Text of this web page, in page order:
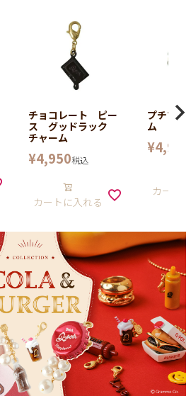
チョコレート ピー
ス グッドラック
チャーム
¥4,950税込
カートに入れる
プチマカ
ム
¥4,950
カート